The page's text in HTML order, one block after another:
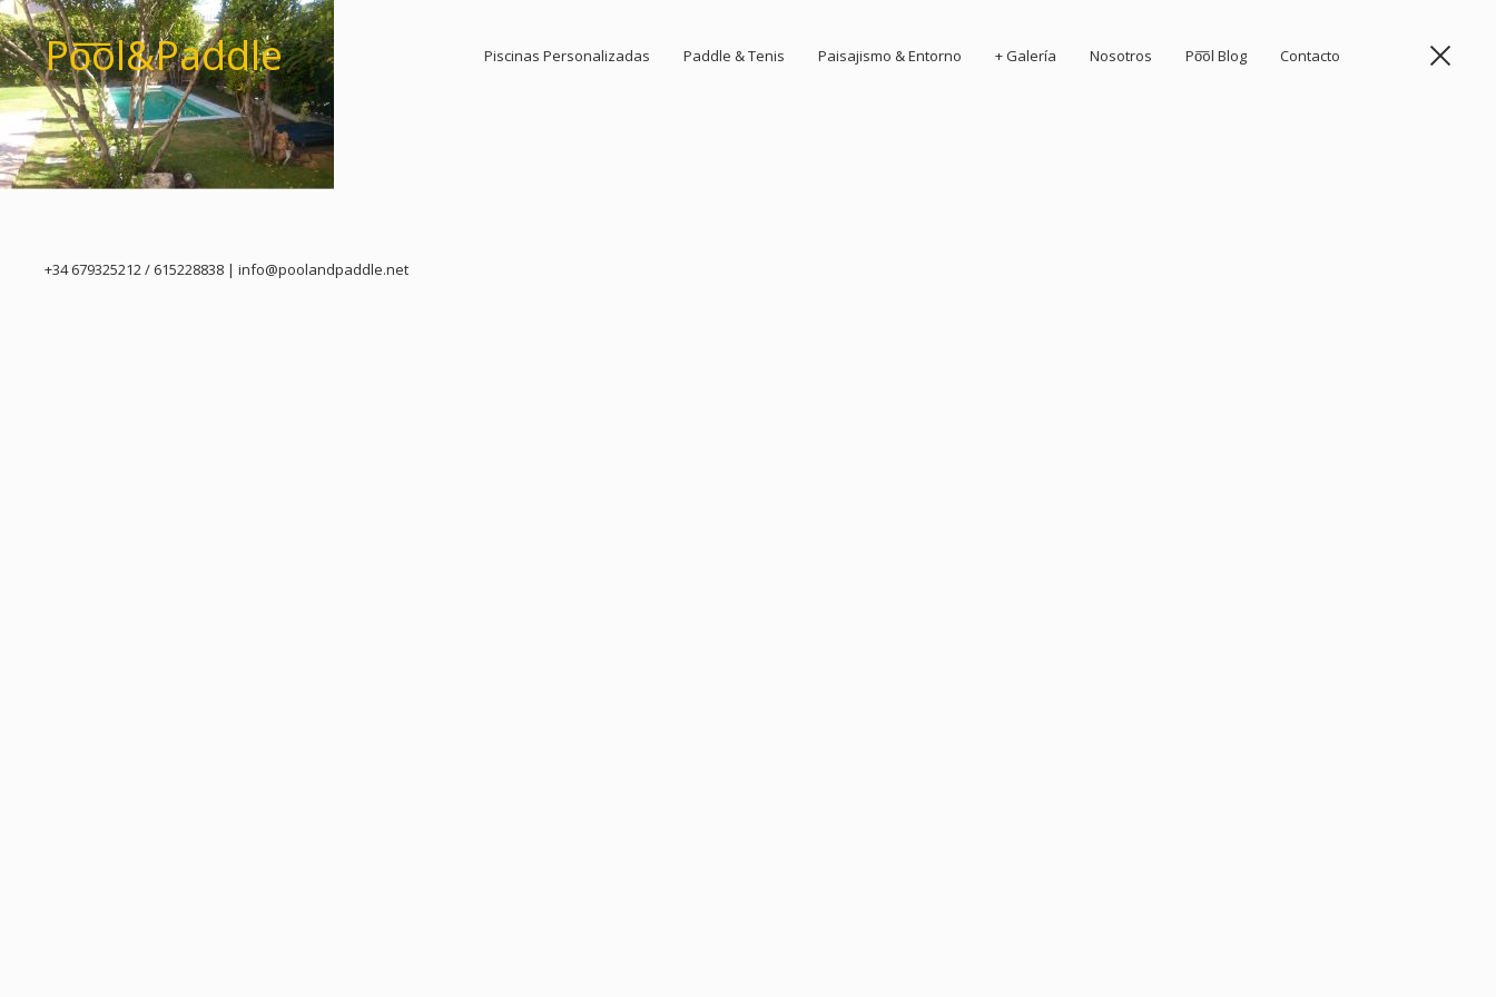
Po͞ol&Paddle Piscinas Personalizadas Paddle & Tenis Paisajismo & Entorno + Galería Nosotros Po͞ol Blog Contacto
+34 679325212 / 615228838 | info@poolandpaddle.net